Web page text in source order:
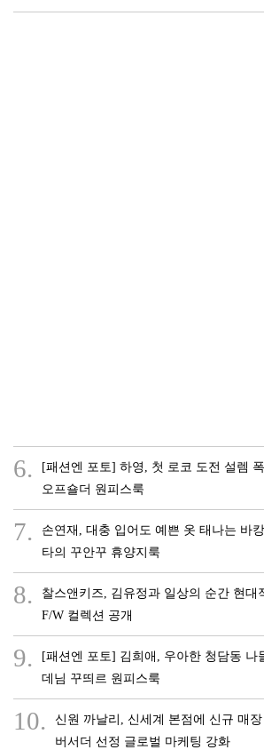
6.
[패션엔 포토] 하영, 첫 로코 도전 설렘
오프숄더 원피스룩
7.
손연재, 대충 입어도 예쁜 옷 태나는 바
타의 꾸안꾸 휴양지룩
8.
찰스앤키즈, 김유정과 일상의 순간 현대
F/W 컬렉션 공개
9.
[패션엔 포토] 김희애, 우아한 청담동 나
데님 꾸띄르 원피스룩
10.
신원 까날리, 신세계 본점에 신규 매
버서더 선정 글로벌 마케팅 강화